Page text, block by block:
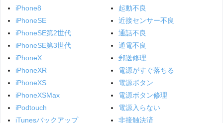
iPhone8
iPhoneSE
iPhoneSE第2世代
iPhoneSE第3世代
iPhoneX
iPhoneXR
iPhoneXS
iPhoneXSMax
iPodtouch
iTunesバックアップ
起動不良
近接センサー不良
通話不良
通電不良
郵送修理
電源がすぐ落ちる
電源ボタン
電源ボタン修理
電源入らない
非接触決済